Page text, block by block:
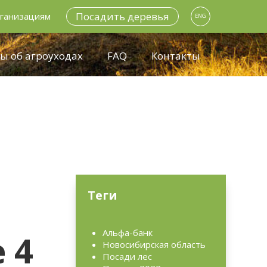
Посадить деревья ENG
об агроуходах FAQ Контакты
4
Теги
Альфа-банк
Новосибирская область
Посади лес